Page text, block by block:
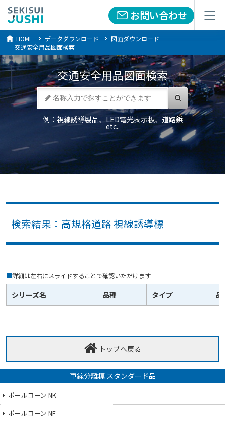
お問い合わせ
メニュー お問い合わせ
メニュー
HOME データダウンロード
図面ダウンロード
交通安全用品図面検索
交通安全用品図面検索
例：視線誘導製品、LED電光表示板、道路鋲
etc..
検索結果：高規格道路 視線誘導標
■詳細は左右にスライドすることで確認いただけます
シリーズ名 品種 タイプ 品
トップへ戻る
車線分離標 スタンダード品
ポールコーン NK
ポールコーン NF